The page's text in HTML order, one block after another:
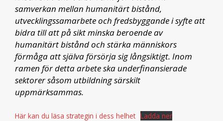
samverkan mellan humanitärt bistånd,
utvecklingssamarbete och fredsbyggande i syfte att
bidra till att på sikt minska beroende av
humanitärt bistånd och stärka människors
förmåga att själva försörja sig långsiktigt. Inom
ramen för detta arbete ska underfinansierade
sektorer såsom utbildning särskilt
uppmärksammas.
Här kan du läsa strategin i dess helhet Ladda ner